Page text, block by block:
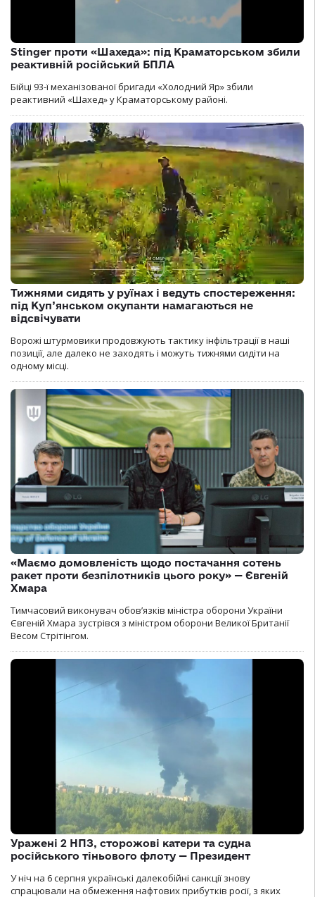
Stinger проти «Шахеда»: під Краматорськом збили
реактивній російський БПЛА
Бійці 93-ї механізованої бригади «Холодний Яр» збили
реактивний «Шахед» у Краматорському районі.
Тижнями сидять у руїнах і ведуть спостереження:
під Куп’янськом окупанти намагаються не
відсвічувати
Ворожі штурмовики продовжують тактику інфільтрації в наші
позиції, але далеко не заходять і можуть тижнями сидіти на
одному місці.
«Маємо домовленість щодо постачання сотень
ракет проти безпілотників цього року» — Євгеній
Хмара
Тимчасовий виконувач обов’язків міністра оборони України
Євгеній Хмара зустрівся з міністром оборони Великої Британії
Весом Стрітінгом.
Уражені 2 НПЗ, сторожові катери та судна
російського тіньового флоту — Президент
У ніч на 6 серпня українські далекобійні санкції знову
спрацювали на обмеження нафтових прибутків росії, з яких